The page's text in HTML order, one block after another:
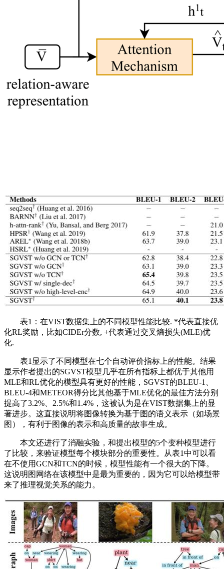
表1：在VIST数据集上的不同模型性能比较. *代表直接优
化RL奖励，比如CIDEr分数, +代表通过交叉熵损失(MLE)优
化.
表1显示了不同模型在七个自动评价指标上的性能。结果
显示作者提出的SGVST模型几乎在所有指标上都优于其他用
MLE和RL优化的模型具有更好的性能，SGVST的BLEU-1、
BLEU-4和METEOR得分比其他基于MLE优化的最佳方法分别
提高了3.2%、2.5%和1.4%，这被认为是在VIST数据集上的显
著进步。这直接说明将图像转换为基于图的语义表示（如场景
图），有利于图像的表示和高质量的故事生成。
本文还进行了消融实验，和提出模型的5个变种模型进行
了比较，来验证模型每个模块部分的重要性。从表1中可以看
在不使用GCN和TCN的时候，模型性能有一个很大的下降。
这说明图网络在该模型中是最为重要的，因为它可以给模型带
来了推理视觉关系的能力。